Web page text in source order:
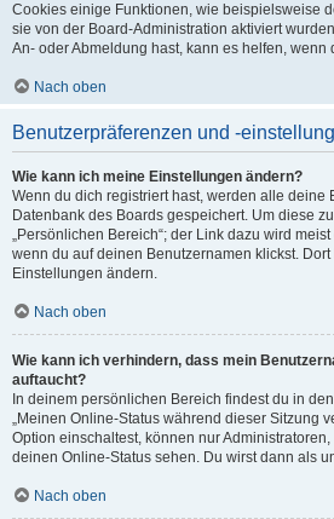
Cookies einige Funktionen, wie beispielsweise
sie von der Board-Administration aktiviert
An- oder Abmeldung hast, kann es helfen, wenn
Nach oben
Benutzerpräferenzen und -
Wie kann ich meine Einstellungen ändern?
Wenn du dich registriert hast, werden alle deine
Datenbank des Boards gespeichert. Um diese
„Persönlichen Bereich“; der Link dazu wird
wenn du auf deinen Benutzernamen klickst.
Einstellungen ändern.
Nach oben
Wie kann ich verhindern, dass mein
auftaucht?
In deinem persönlichen Bereich findest du in
„Meinen Online-Status während dieser Sitzung
Option einschaltest, können nur
deinen Online-Status sehen. Du wirst dann als
Nach oben